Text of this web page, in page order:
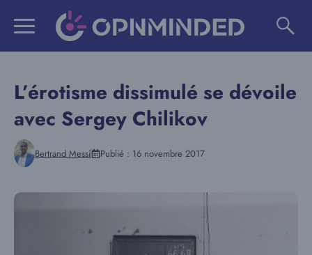
L’érotisme dissimulé se dévoile
avec Sergey Chilikov
Bertrand Messi Publié : 16 novembre 2017